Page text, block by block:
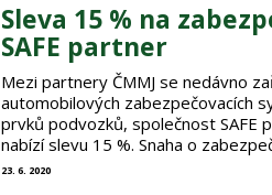
Sleva 15 % na
SAFE partner
23. 6. 2020
Mezi partnery ČMMJ se nedávno
automobilových zabezpečovacích
prvků podvozků, společnost SAFE
nabízí slevu 15 %. Snaha o
krádeži je zřejmě stejně stará jako